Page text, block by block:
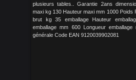
plusieurs tables.. Garantie 2ans
maxi kg 130 Hauteur maxi mm 1000 Poids
brut kg 35 emballage Hauteur
emballage mm 600 Longueur emballage
générale Code EAN 9120039902081